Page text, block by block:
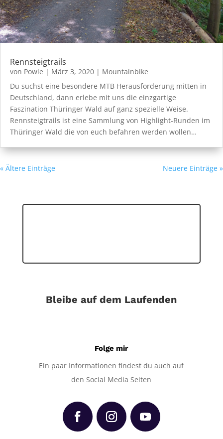
Rennsteigtrails
von Powie | März 3, 2020 | Mountainbike
Du suchst eine besondere MTB Herausforderung mitten in
Deutschland, dann erlebe mit uns die einzgartige
Faszination Thüringer Wald auf ganz spezielle Weise.
Rennsteigtrails ist eine Sammlung von Highlight-Runden im
Thüringer Wald die von euch befahren werden wollen…
« Ältere Einträge Neuere Einträge »
Bleibe auf dem Laufenden
Folge mir
Ein paar Informationen findest du auch auf
den Social Media Seiten